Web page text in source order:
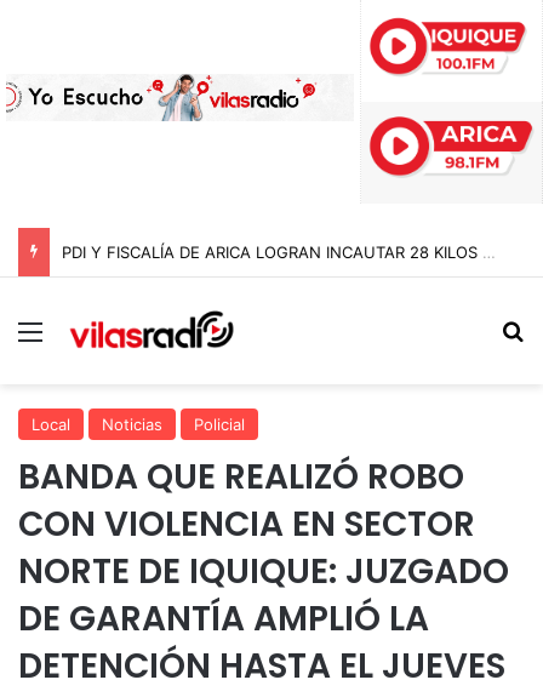
PDI Y FISCALÍA DE ARICA LOGRAN INCAUTAR 28 KILOS DE MARIHUANA OCULTOS EN UN CAMIÓN DE ALTO TONELAJE EN CHUNGARÁ
Menú
Local Noticias Policial
BANDA QUE REALIZÓ ROBO
CON VIOLENCIA EN SECTOR
NORTE DE IQUIQUE: JUZGADO
DE GARANTÍA AMPLIÓ LA
DETENCIÓN HASTA EL JUEVES